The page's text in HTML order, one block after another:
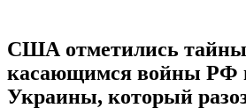
США отметились
касающимся войны РФ
Украины, который